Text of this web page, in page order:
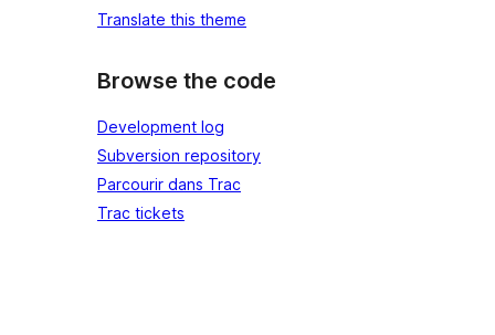
Translate this theme
Browse the code
Development log
Subversion repository
Parcourir dans Trac
Trac tickets